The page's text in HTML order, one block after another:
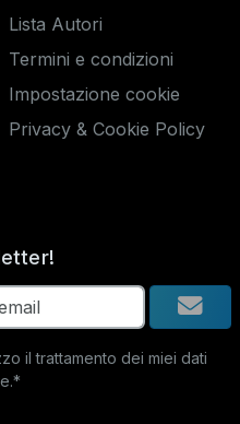
Lista Autori
Termini e condizioni
Impostazione cookie
Privacy & Cookie Policy
il trattamento dei miei dati